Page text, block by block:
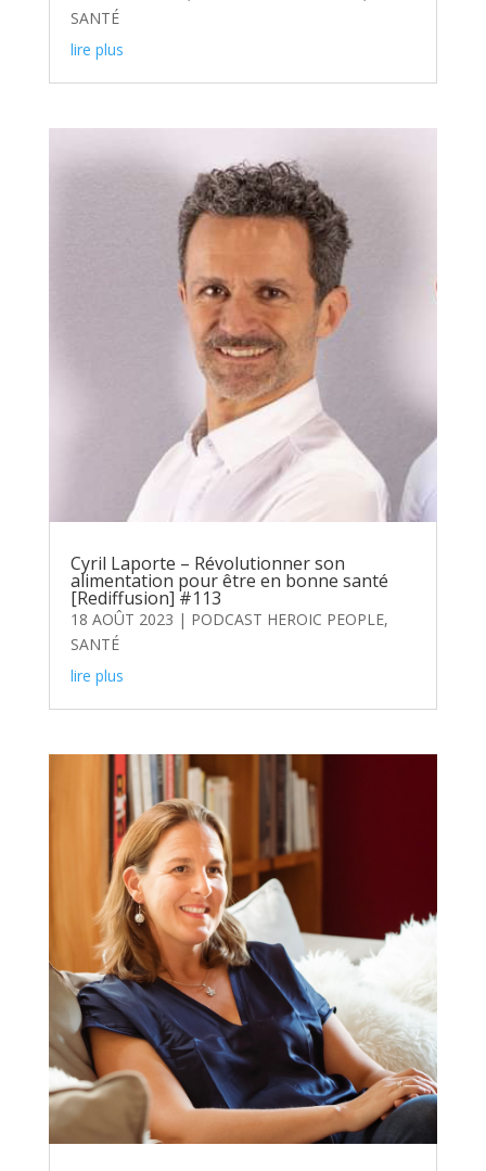
SANTÉ
lire plus
Cyril Laporte – Révolutionner son
alimentation pour être en bonne santé
[Rediffusion] #113
18 AOÛT 2023 | PODCAST HEROIC PEOPLE,
SANTÉ
lire plus